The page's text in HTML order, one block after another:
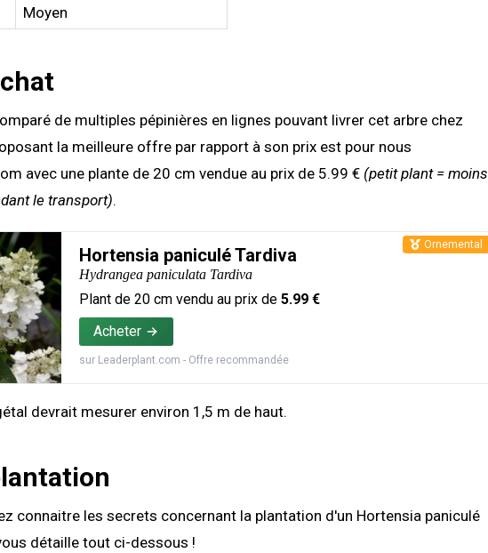
Moyen
de multiples pépinières en lignes pouvant livrer cet arbre chez
la meilleure offre par rapport à son prix est pour nous
avec une plante de 20 cm vendue au prix de 5.99 € (petit plant = moins
le transport).
Hortensia paniculé Tardiva
Hydrangea paniculata Tardiva
Plant de 20 cm vendu au prix de 5.99 €
Acheter
sur Leaderplant.com - Offre recommandée
Ornemental
devrait mesurer environ 1,5 m de haut.
connaitre les secrets concernant la plantation d'un Hortensia paniculé
détaille tout ci-dessous !